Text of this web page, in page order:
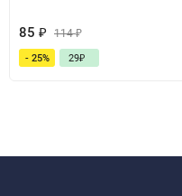
85 ₽ 114₽
- 25% 29₽